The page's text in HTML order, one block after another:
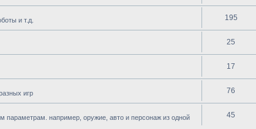
и т.д. 195
25
17
игр 76
например, оружие, авто и персонаж из одной
45